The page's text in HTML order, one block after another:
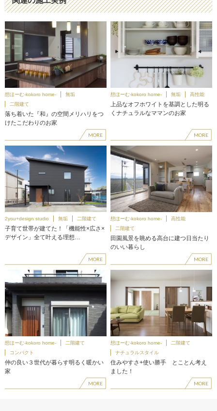
想ほーむ-kokoro home-
無垢
二階建て
落ち着いた『和』の空間メリハリをつ
けたこだわりのお家
MORE
想ほーむ-kokoro home- 無垢 高性能
上品なオフホワイトを基調とした明る
くナチュラルなママンのお家
MORE
2you+design studio 無垢 二階建て
子育て世帯が建てた！「機能性×広さ×
デザイン」全て叶える理想…
MORE
想ほーむ-kokoro home-
高性能
二階建て
田園風景を眺める高台に建つ日当たり
のいい暮らし
MORE
想ほーむ-kokoro home-
二階建て
コンパクト
仲の良い３世代が暮らす明るく暖かい
家
MORE
想ほーむ-kokoro home-
二階建て
ナチュラルスタイル
住みやすさ+使い勝手 とことん考え
ました！
MORE